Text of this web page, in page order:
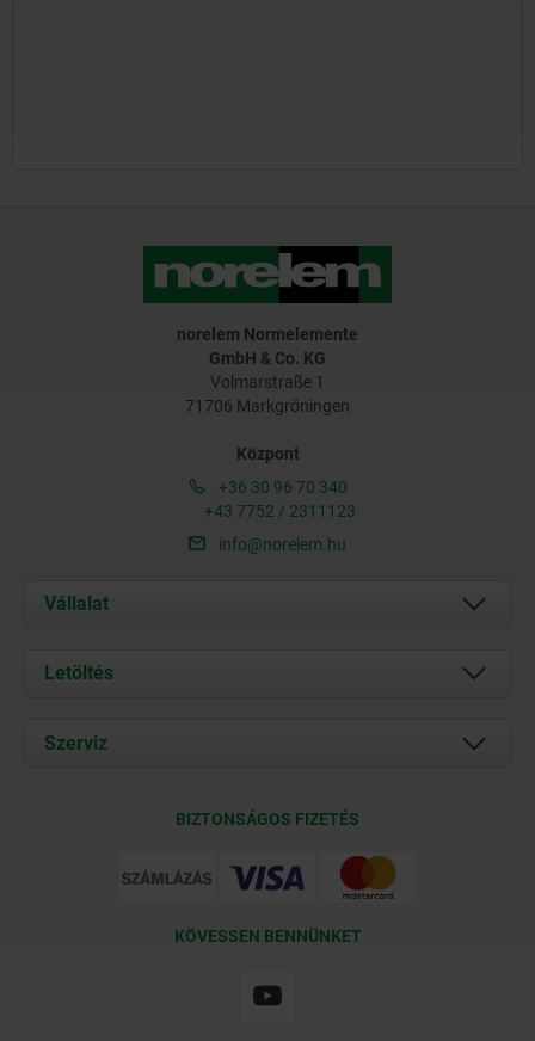
norelem Normelemente
GmbH & Co. KG
Volmarstraße 1
71706 Markgröningen
Központ
+36 30 96 70 340
+43 7752 / 2311123
info@norelem.hu
Vállalat
Rólunk
Kapcsolat
Letöltés
Documents
Szerviz
BIZTONSÁGOS FIZETÉS
KÖVESSEN BENNÜNKET